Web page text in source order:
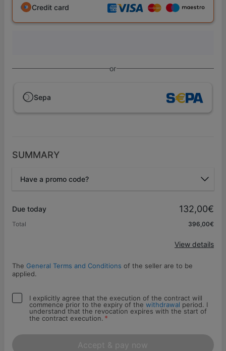
Credit card
or
Sepa
SUMMARY
Have a promo code?
Due today 132,00€
Total 396,00€
View details
The General Terms and Conditions of the seller are to be
applied.
I explicitly agree that the execution of the contract will
commence prior to the expiry of the withdrawal period. I
understand that the revocation expires with the start of
the contract execution. *
Accept & pay now